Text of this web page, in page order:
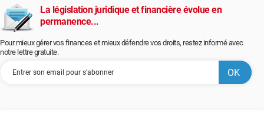
La législation juridique et financière évolue en
permanence...
Pour mieux gérer vos finances et mieux défendre vos droits, restez informé avec
notre lettre gratuite.